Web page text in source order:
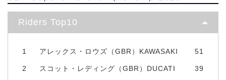
Riders Top10
1 アレックス・ロウズ（GBR）KAWASAKI 51
2 スコット・レディング（GBR）DUCATI 39